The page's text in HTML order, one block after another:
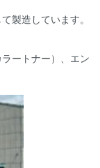
製造しています。
ートナー）、エン